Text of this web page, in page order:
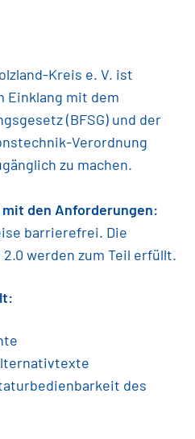
Kreis e. V. ist
Einklang mit dem
(BFSG) und der
Verordnung
zu machen.
den Anforderungen:
barrierefrei. Die
werden zum Teil erfüllt.
des